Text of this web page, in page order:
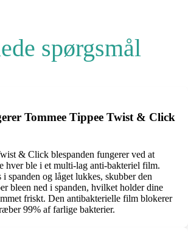
spørgsmål
Tommee Tippee Twist & Click
& Click blespanden fungerer ved at
hver ble i et multi-lag anti-bakteriel film.
i spanden og låget lukkes, skubber den
bleen ned i spanden, hvilket holder dine
friskt. Den antibakterielle film blokerer
99% af farlige bakterier.